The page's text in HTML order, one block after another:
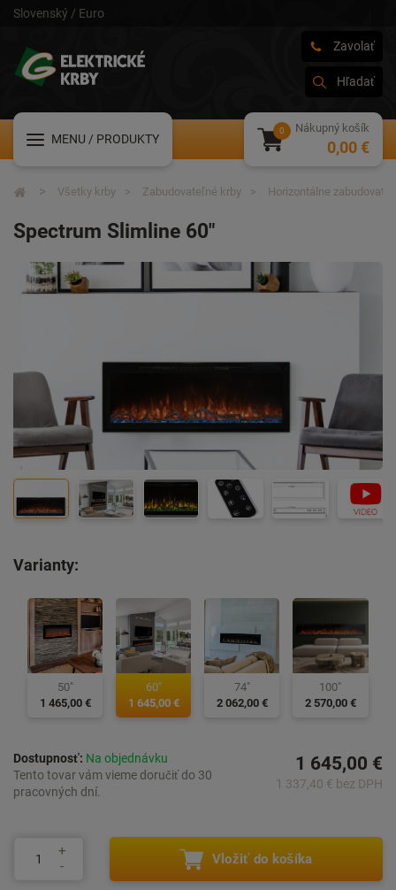
Slovenský / Euro
Zavolať
Hľadať
MENU / PRODUKTY
Nákupný košík
0,00 €
Spectrum Slimline 60"
Varianty:
50"
1 465,00 €
60"
1 645,00 €
74"
2 062,00 €
100"
2 570,00 €
Dostupnosť: Na objednávku
Tento tovar vám vieme doručiť do 30
pracovných dní.
1 645,00 €
1 337,40 € bez DPH
Vložiť do košíka
Všetky krby Zabudovateľné krby Horizontálne